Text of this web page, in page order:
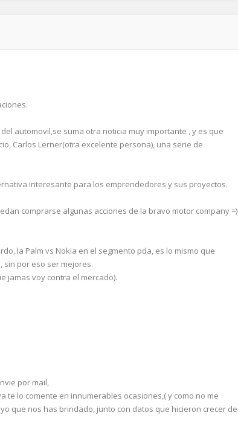
automovil,se suma otra noticia muy importante , y es que
Carlos Lerner(otra excelente persona), una serie de
interesante para los emprendedores y sus proyectos.
comprarse algunas acciones de la bravo motor company =)
la Palm vs Nokia en el segmento pda, es lo mismo que
sin por eso ser mejores.
jamas voy contra el mercado).
por mail,
te lo comente en innumerables ocasiones,( y como no me
que nos has brindado, junto con datos que hicieron crecer de